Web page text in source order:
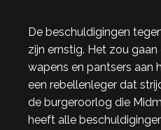
De beschuldigingen
zijn ernstig. Het zou
wapens en pantsers aan
een rebellenleger dat
de burgeroorlog die
heeft alle